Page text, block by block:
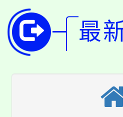
生本土語
公告本校
代理(課)
公告本校
代理(課)
轉知中國
《TA101
轉知苗栗
最